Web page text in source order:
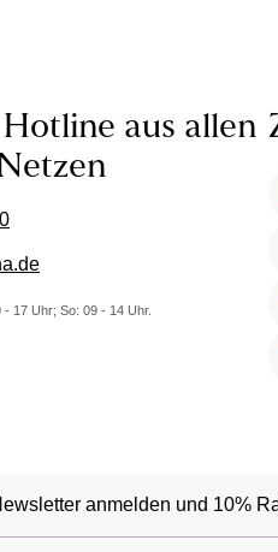
aus allen
17 Uhr; So: 09 - 14 Uhr.
anmelden und 10%